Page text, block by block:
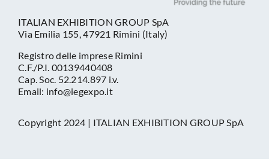
ITALIAN EXHIBITION GROUP SpA
Via Emilia 155, 47921 Rimini (Italy)
Registro delle imprese Rimini
C.F./P.I. 00139440408
Cap. Soc. 52.214.897 i.v.
Email: info@iegexpo.it
Copyright 2024 | ITALIAN EXHIBITION GROUP SpA